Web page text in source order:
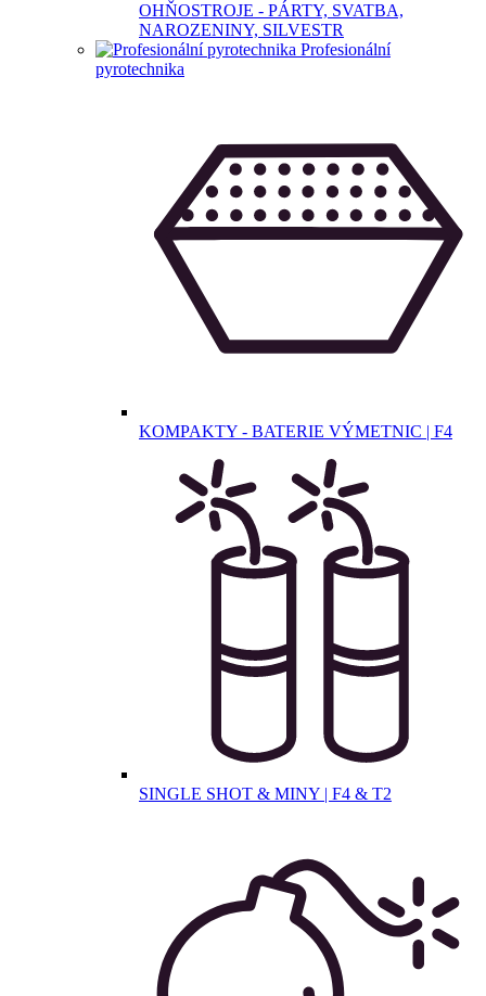
OHŇOSTROJE - PÁRTY, SVATBA,
NAROZENINY, SILVESTR
Profesionální
pyrotechnika
KOMPAKTY - BATERIE VÝMETNIC | F4
SINGLE SHOT & MINY | F4 & T2